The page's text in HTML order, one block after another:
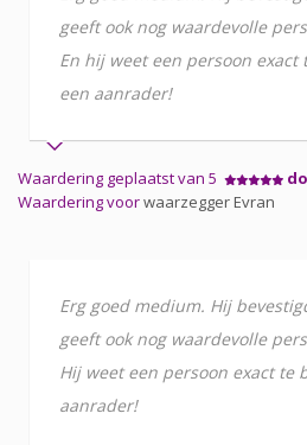
geeft ook nog waardevolle
En hij weet een persoon exact
een aanrader!
Waardering geplaatst van 5
Waardering voorwaarzegger Evran
Erg goed medium. Hij
geeft ook nog waardevolle
Hij weet een persoon exact te
aanrader!